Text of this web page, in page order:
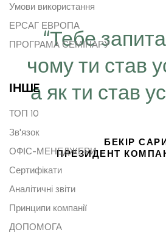
“Тебе
чому ти став
а як ти став
БЕКІР
ПРЕЗИДЕНТ
Умови використання
ЕРСАГ ЕВРОПА
ПРОГРАМА СЕМІНАРУ
ІНШE
ТОП 10
Зв'язок
ОФІС-МЕНЕДЖЕРИ
Сертифікати
Аналітичні звіти
Принципи компанії
ДОПОМОГА